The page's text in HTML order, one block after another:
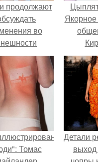
продолжают
во
актрисы.
Томас
Детали
выход